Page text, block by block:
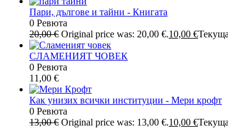
Пари, дългове и тайни - Книгата
0 Ревюта
20,00€ Original price was: 20,00 €.10,00 €
СЛАМЕНИЯТ ЧОВЕК
0 Ревюта
11,00 €
Как унизих всички институции - Мери крофт
0 Ревюта
13,00€ Original price was: 13,00 €.10,00 €